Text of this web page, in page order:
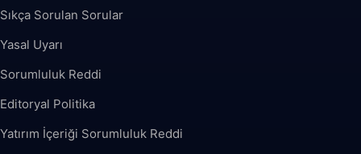
Sıkça Sorulan Sorular
Yasal Uyarı
Sorumluluk Reddi
Editoryal Politika
Yatırım İçeriği Sorumluluk Reddi